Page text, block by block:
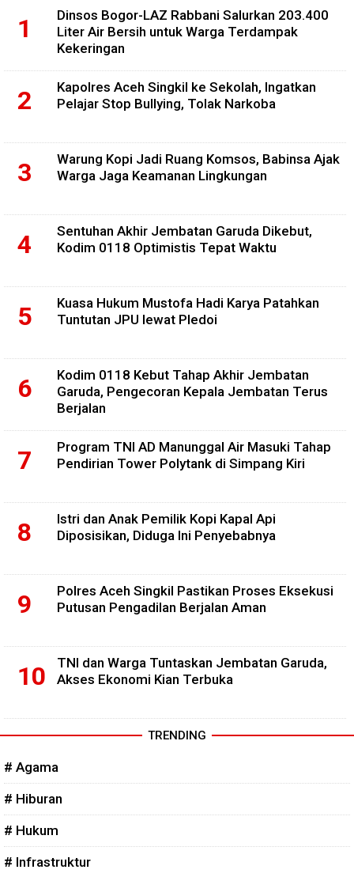
Dinsos Bogor-LAZ Rabbani Salurkan 203.400
Liter Air Bersih untuk Warga Terdampak
Kekeringan
Kapolres Aceh Singkil ke Sekolah, Ingatkan
Pelajar Stop Bullying, Tolak Narkoba
Warung Kopi Jadi Ruang Komsos, Babinsa Ajak
Warga Jaga Keamanan Lingkungan
Sentuhan Akhir Jembatan Garuda Dikebut,
Kodim 0118 Optimistis Tepat Waktu
Kuasa Hukum Mustofa Hadi Karya Patahkan
Tuntutan JPU lewat Pledoi
Kodim 0118 Kebut Tahap Akhir Jembatan
Garuda, Pengecoran Kepala Jembatan Terus
Berjalan
Program TNI AD Manunggal Air Masuki Tahap
Pendirian Tower Polytank di Simpang Kiri
Istri dan Anak Pemilik Kopi Kapal Api
Diposisikan, Diduga Ini Penyebabnya
Polres Aceh Singkil Pastikan Proses Eksekusi
Putusan Pengadilan Berjalan Aman
TNI dan Warga Tuntaskan Jembatan Garuda,
Akses Ekonomi Kian Terbuka
TRENDING
# Agama
# Hiburan
# Hukum
# Infrastruktur